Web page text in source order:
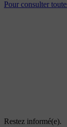
Pour consulter